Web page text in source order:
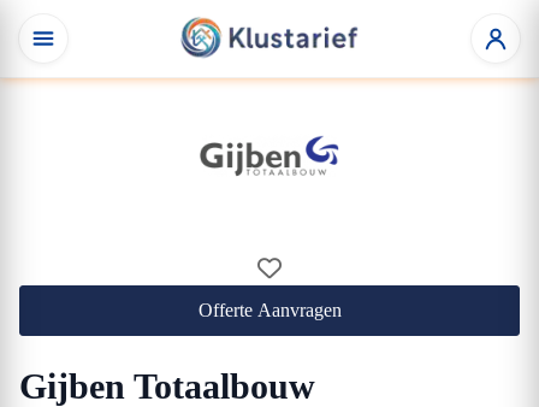
Offerte Aanvragen
Gijben Totaalbouw